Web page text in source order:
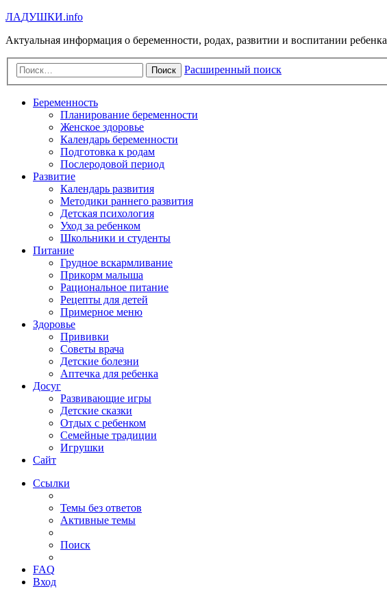
ЛАДУШКИ.info
Актуальная информация о беременности, родах, развитии и воспитании ребенка
Поиск Расширенный поиск
Беременность
Планирование беременности
Женское здоровье
Календарь беременности
Подготовка к родам
Послеродовой период
Развитие
Календарь развития
Методики раннего развития
Детская психология
Уход за ребенком
Школьники и студенты
Питание
Грудное вскармливание
Прикорм малыша
Рациональное питание
Рецепты для детей
Примерное меню
Здоровье
Прививки
Советы врача
Детские болезни
Аптечка для ребенка
Досуг
Развивающие игры
Детские сказки
Отдых с ребенком
Семейные традиции
Игрушки
Сайт
Ссылки
Темы без ответов
Активные темы
Поиск
FAQ
Вход